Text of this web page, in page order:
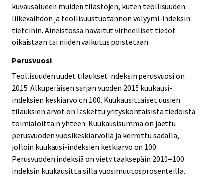
kuvausalueen muiden tilastojen, kuten teollisuuden
liikevaihdon ja teollisuustuotannon volyymi-indeksin
tietoihin. Aineistossa havaitut virheelliset tiedot
oikaistaan tai niiden vaikutus poistetaan.
Perusvuosi
Teollisuuden uudet tilaukset indeksin perusvuosi on
2015. Alkuperäisen sarjan vuoden 2015 kuukausi-
indeksien keskiarvo on 100. Kuukausittaiset uusien
tilauksien arvot on laskettu yrityskohtaisista tiedoista
toimialoittain yhteen. Kuukausisumma on jaettu
perusvuoden vuosikeskiarvolla ja kerrottu sadalla,
jolloin kuukausi-indeksien keskiarvo on 100.
Perusvuoden indeksiä on viety taaksepäin 2010=100
indeksin kuukausittaisilla vuosimuutosprosenteilla.